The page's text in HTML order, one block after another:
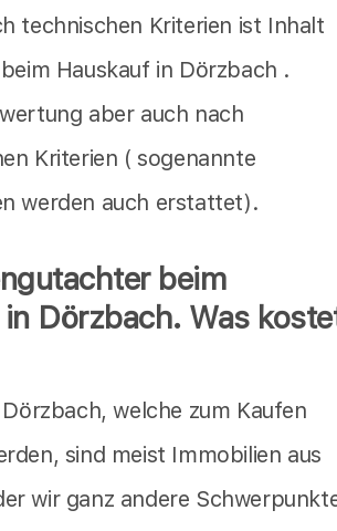
technischen Kriterien ist Inhalt
Hauskauf in Dörzbach .
aber auch nach
Kriterien ( sogenannte
werden auch erstattet).
beim
Dörzbach. Was
welche zum Kaufen
sind meist Immobilien aus
wir ganz andere